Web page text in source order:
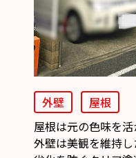
外壁
屋根
屋根は元の色味を
外壁は美観を維持